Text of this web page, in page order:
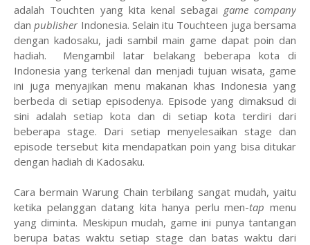
adalah Touchten yang kita kenal sebagai game company
danpublisher Indonesia. Selain itu Touchteen juga bersama
dengan kadosaku, jadi sambil main game dapat poin dan
hadiah. Mengambil latar belakang beberapa kota di
Indonesia yang terkenal dan menjadi tujuan wisata, game
ini juga menyajikan menu makanan khas Indonesia yang
berbeda di setiap episodenya. Episode yang dimaksud di
sini adalah setiap kota dan di setiap kota terdiri dari
beberapa stage. Dari setiap menyelesaikan stage dan
episode tersebut kita mendapatkan poin yang bisa ditukar
dengan hadiah di Kadosaku.
Cara bermain Warung Chain terbilang sangat mudah, yaitu
ketika pelanggan datang kita hanya perlu men-tapmenu
yang diminta. Meskipun mudah, game ini punya tantangan
berupa batas waktu setiap stage dan batas waktu dari